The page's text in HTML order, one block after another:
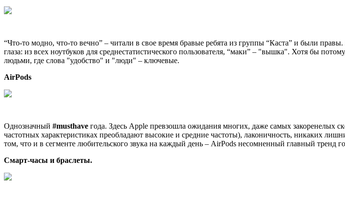
“Что-то модно, что-то вечно” – читали в свое время бравые ребята из группы “Каста” и были
глаза: из всех ноутбуков для среднестатистического пользователя, “маки” – "вышка". Хотя бы
людьми, где слова "удобство" и "люди" – ключевые.
AirPods
Однозначный #musthave года. Здесь Apple превзошла ожидания многих, даже самых закоренелых
частотных характеристиках преобладают высокие и средние частоты), лаконичность, никаких
том, что и в сегменте любительского звука на каждый день – AirPods несомненный главный тренд
Смарт-часы и браслеты.